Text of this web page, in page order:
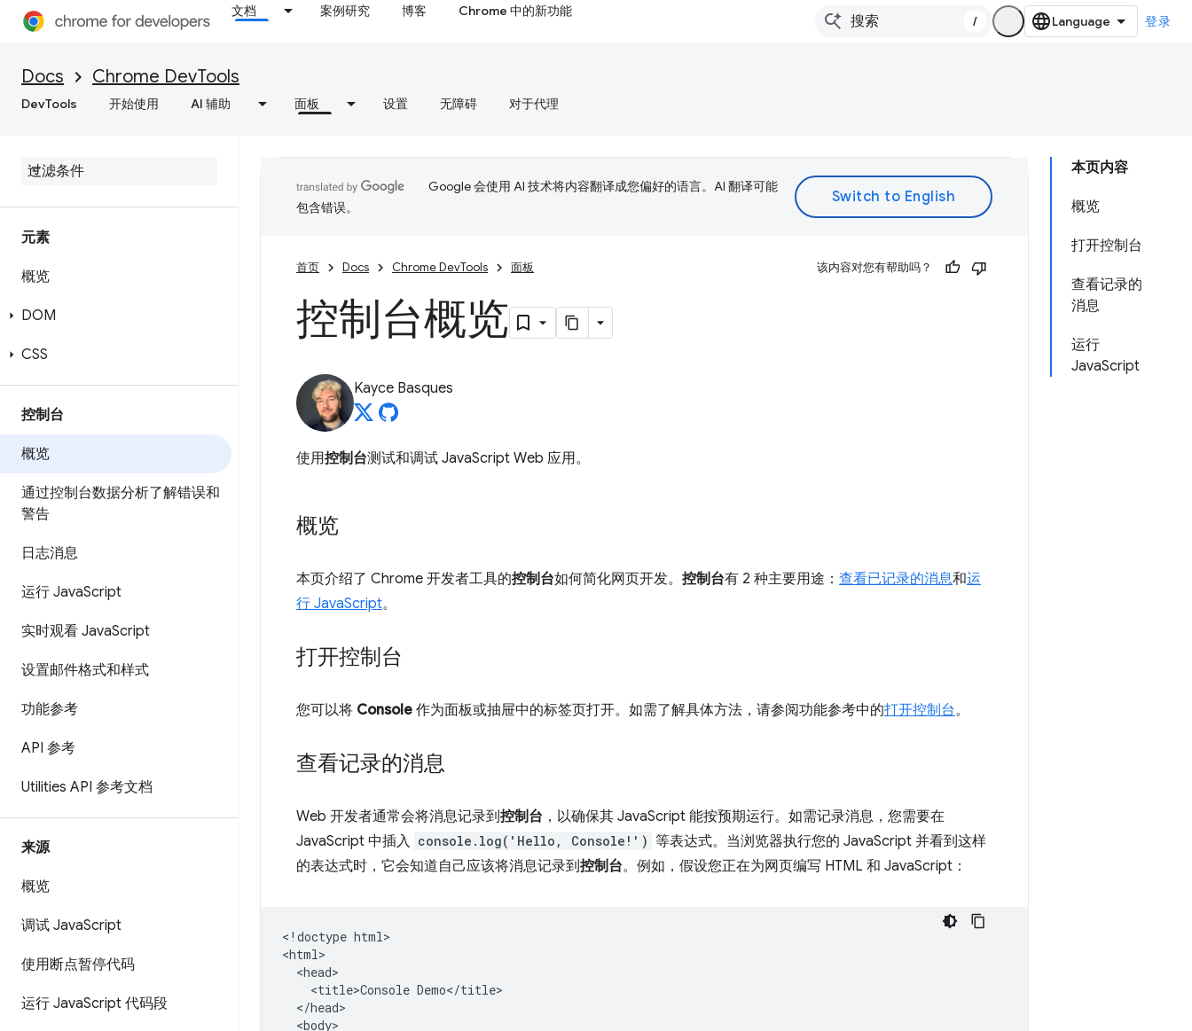
文档 案例研究 博客 Chrome 中的新功能
/ 登录
Docs Chrome DevTools
DevTools 开始使用 AI 辅助 面板 设置 无障碍 对于代理
元素
概览
DOM
CSS
控制台
概览
通过控制台数据分析了解错误和
警告
日志消息
运行 JavaScript
实时观看 JavaScript
设置邮件格式和样式
功能参考
API 参考
Utilities API 参考文档
来源
概览
调试 JavaScript
使用断点暂停代码
运行 JavaScript 代码段
本页内容
概览
打开控制台
查看记录的
消息
运行
JavaScript
Google 会使用 AI 技术将内容翻译成您偏好的语言。AI 翻译可能
包含错误。
首页 Docs Chrome DevTools 面板 该内容对您有帮助吗？
控制台概览
Kayce Basques
使用控制台测试和调试 JavaScript Web 应用。
概览
本页介绍了 Chrome 开发者工具的控制台如何简化网页开发。 控制台有 2 种主要用途： 查看已记录的消息和运
行 JavaScript。
打开控制台
您可以将 Console 作为面板或抽屉中的标签页打开。如需了解具体方法，请参阅功能参考中的打开控制台。
查看记录的消息
Web 开发者通常会将消息记录到控制台 ，以确保其 JavaScript 能按预期运行。如需记录消息，您需要在
JavaScript 中插入 console.log('Hello, Console!') 等表达式。当浏览器执行您的 JavaScript 并看到这样
的表达式时，它会知道自己应该将消息记录到控制台。例如，假设您正在为网页编写 HTML 和 JavaScript：
<!doctype html>
<html>
<head>
<title>Console Demo</title>
</head>
<body>